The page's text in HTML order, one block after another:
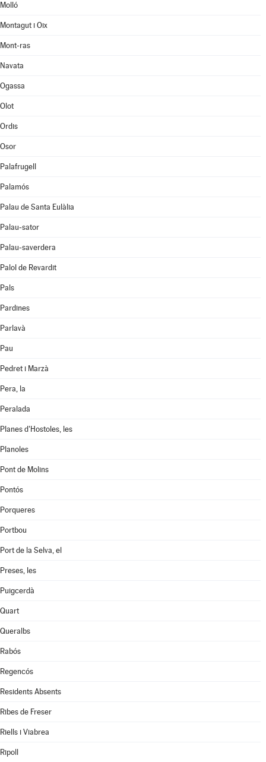
Molló
Montagut i Oix
Mont-ras
Navata
Ogassa
Olot
Ordis
Osor
Palafrugell
Palamós
Palau de Santa Eulàlia
Palau-sator
Palau-saverdera
Palol de Revardit
Pals
Pardines
Parlavà
Pau
Pedret i Marzà
Pera, la
Peralada
Planes d'Hostoles, les
Planoles
Pont de Molins
Pontós
Porqueres
Portbou
Port de la Selva, el
Preses, les
Puigcerdà
Quart
Queralbs
Rabós
Regencós
Residents Absents
Ribes de Freser
Riells i Viabrea
Ripoll